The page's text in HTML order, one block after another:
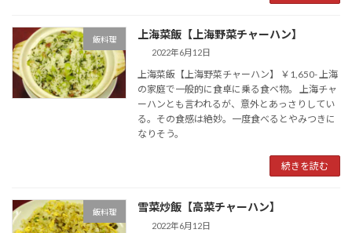
飯料理 上海菜飯【上海野菜チャーハン】
2022年6月12日
上海菜飯【上海野菜チャーハン】 ￥1,650- 上海
の家庭で一般的に食卓に乗る食べ物。 上海チャ
ーハンとも言われるが、意外とあっさりしてい
る。その食感は絶妙。一度食べるとやみつきに
なりそう。
続きを読む
飯料理 雪菜炒飯【高菜チャーハン】
2022年6月12日